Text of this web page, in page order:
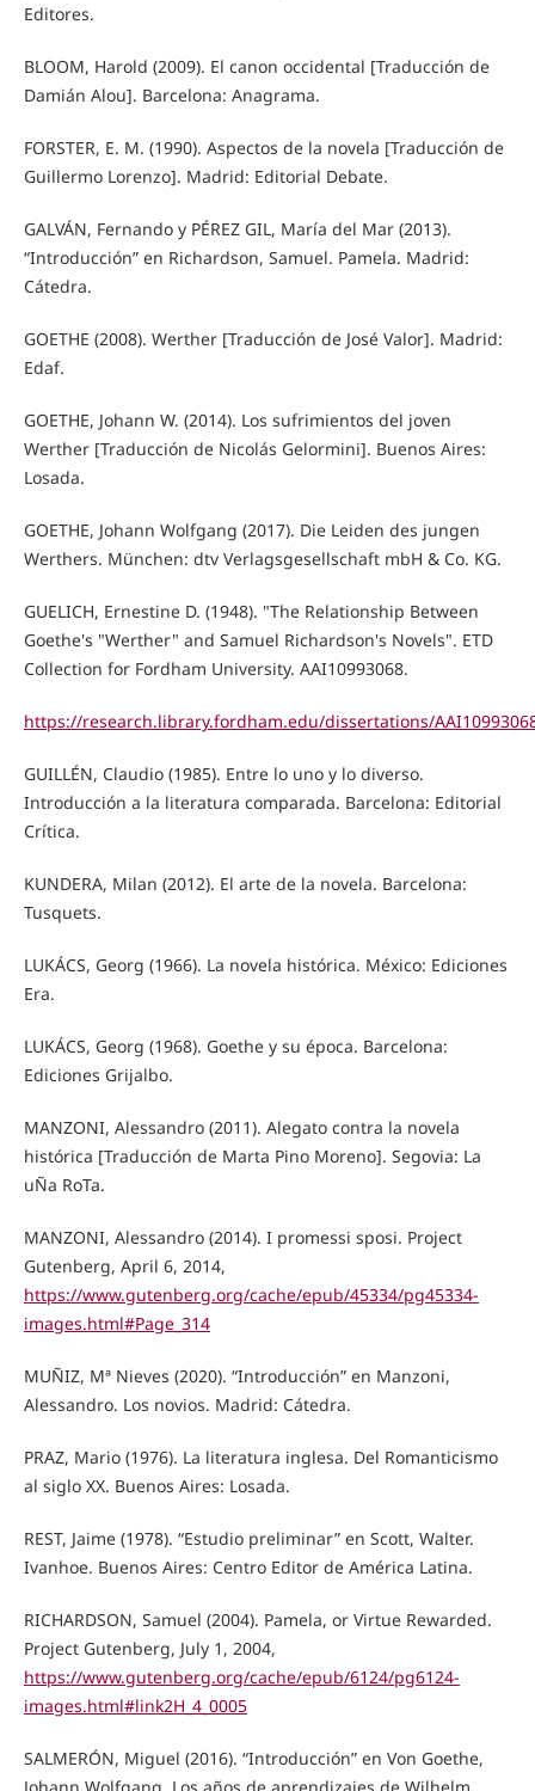
Editores.
BLOOM, Harold (2009). El canon occidental [Traducción de
Damián Alou]. Barcelona: Anagrama.
FORSTER, E. M. (1990). Aspectos de la novela [Traducción de
Guillermo Lorenzo]. Madrid: Editorial Debate.
GALVÁN, Fernando y PÉREZ GIL, María del Mar (2013).
“Introducción” en Richardson, Samuel. Pamela. Madrid:
Cátedra.
GOETHE (2008). Werther [Traducción de José Valor]. Madrid:
Edaf.
GOETHE, Johann W. (2014). Los sufrimientos del joven
Werther [Traducción de Nicolás Gelormini]. Buenos Aires:
Losada.
GOETHE, Johann Wolfgang (2017). Die Leiden des jungen
Werthers. München: dtv Verlagsgesellschaft mbH & Co. KG.
GUELICH, Ernestine D. (1948). "The Relationship Between
Goethe's "Werther" and Samuel Richardson's Novels". ETD
Collection for Fordham University. AAI10993068.
https://research.library.fordham.edu/dissertations/
GUILLÉN, Claudio (1985). Entre lo uno y lo diverso.
Introducción a la literatura comparada. Barcelona: Editorial
Crítica.
KUNDERA, Milan (2012). El arte de la novela. Barcelona:
Tusquets.
LUKÁCS, Georg (1966). La novela histórica. México: Ediciones
Era.
LUKÁCS, Georg (1968). Goethe y su época. Barcelona:
Ediciones Grijalbo.
MANZONI, Alessandro (2011). Alegato contra la novela
histórica [Traducción de Marta Pino Moreno]. Segovia: La
uÑa RoTa.
MANZONI, Alessandro (2014). I promessi sposi. Project
Gutenberg, April 6, 2014,
https://www.gutenberg.org/cache/epub/45334/pg45334-
images.html#Page_314
MUÑIZ, Mª Nieves (2020). “Introducción” en Manzoni,
Alessandro. Los novios. Madrid: Cátedra.
PRAZ, Mario (1976). La literatura inglesa. Del Romanticismo
al siglo XX. Buenos Aires: Losada.
REST, Jaime (1978). “Estudio preliminar” en Scott, Walter.
Ivanhoe. Buenos Aires: Centro Editor de América Latina.
RICHARDSON, Samuel (2004). Pamela, or Virtue Rewarded.
Project Gutenberg, July 1, 2004,
https://www.gutenberg.org/cache/epub/6124/pg6124-
images.html#link2H_4_0005
SALMERÓN, Miguel (2016). “Introducción” en Von Goethe,